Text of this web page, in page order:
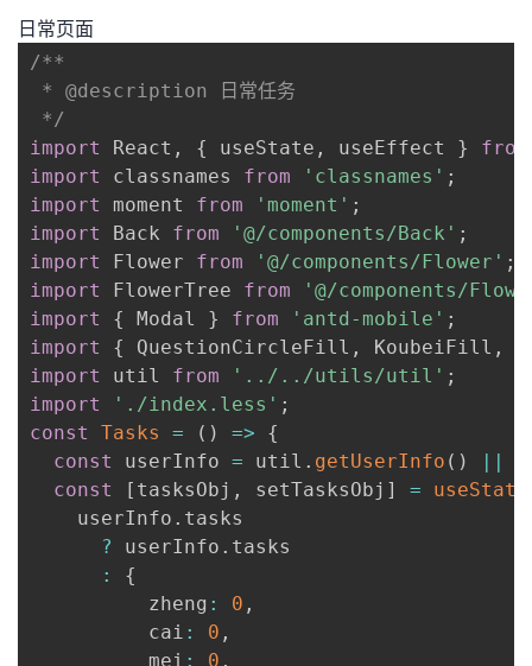
日常页面
/**
* @description 日常任务
*/
import
React , { useState , useEffect }
from
import
classnames from 'classnames' ;
import
moment from 'moment' ;
import
Back from '@/components/Back' ;
import
Flower from '@/components/Flower' ;
import
FlowerTree from
'@/components/
import
{ Modal } from 'antd-mobile' ;
import
{ QuestionCircleFill , KoubeiFill ,
import
util from '../../utils/util' ;
import
'./index.less' ;
const
Tasks = ( ) =>
{
const
userInfo = util . getUserInfo ( )
const
[ tasksObj , setTasksObj ] = useState
    userInfo
. tasks
?
userInfo . tasks
:
{
          zheng
: 0 ,
          cai
: 0 ,
          mei
: 0 ,